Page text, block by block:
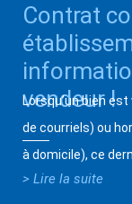
Contrat
vendeur !
Lorsqu’un bien
de courriels) ou
à domicile), ce
> Lire la suite